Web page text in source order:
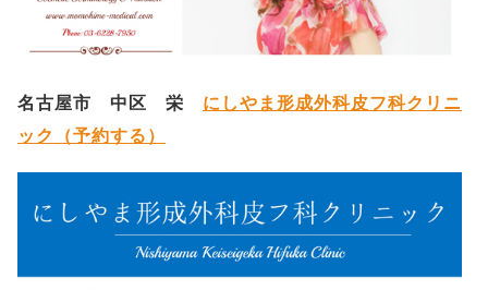
名古屋市 中区 栄 にしやま形成外科皮フ科クリニ
ック（予約する）